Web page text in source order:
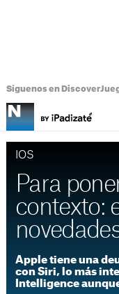
Síguenos en Discover
IOS
Para
contexto:
Apple tiene una
con Siri, lo más
Intelligence